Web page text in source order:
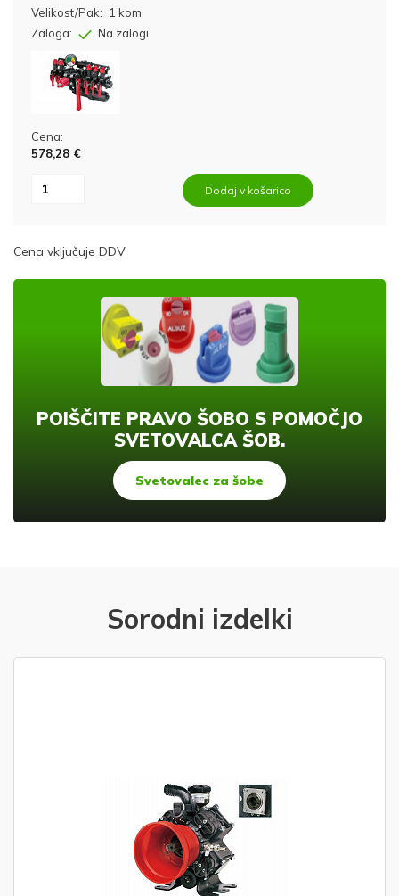
Velikost/Pak:
1 kom
Zaloga:
Na zalogi
Cena:
578,28 €
Dodaj v košarico
Cena vključuje DDV
POIŠČITE PRAVO ŠOBO S POMOČJO
SVETOVALCA ŠOB.
Svetovalec za šobe
Sorodni izdelki